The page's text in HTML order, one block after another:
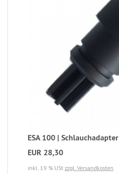
ESA 100 | Schlauchadapter
EUR 28,30
inkl. 19 % USt zzgl. Versandkosten